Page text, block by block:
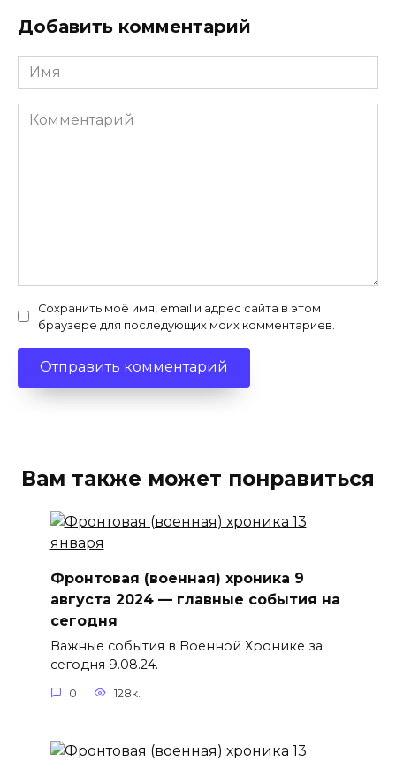
Добавить комментарий
Имя
*
Комментарий
Сохранить моё имя, email и адрес сайта в этом
браузере для последующих моих комментариев.
Вам также может понравиться
Фронтовая (военная) хроника 9
августа 2024 — главные события на
сегодня
Важные события в Военной Хронике за
сегодня 9.08.24.
0 128к.